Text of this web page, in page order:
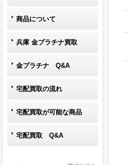
商品について
兵庫 金プラチナ買取
金プラチナ Q&A
宅配買取の流れ
宅配買取が可能な商品
宅配買取 Q&A